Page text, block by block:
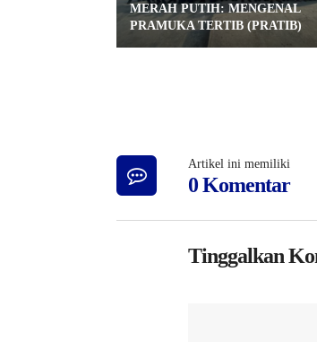
MERAH PUTIH: MENGENAL
PRAMUKA TERTIB (PRATIB)
Artikel ini memiliki
0 Komentar
Tinggalkan